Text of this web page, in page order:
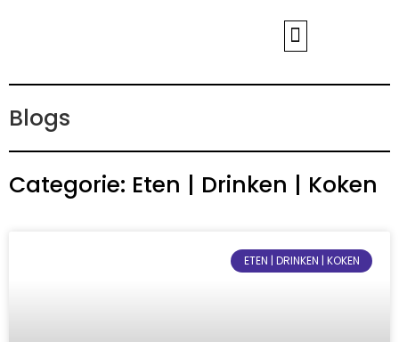
Blogs
Categorie: Eten | Drinken | Koken
ETEN | DRINKEN | KOKEN